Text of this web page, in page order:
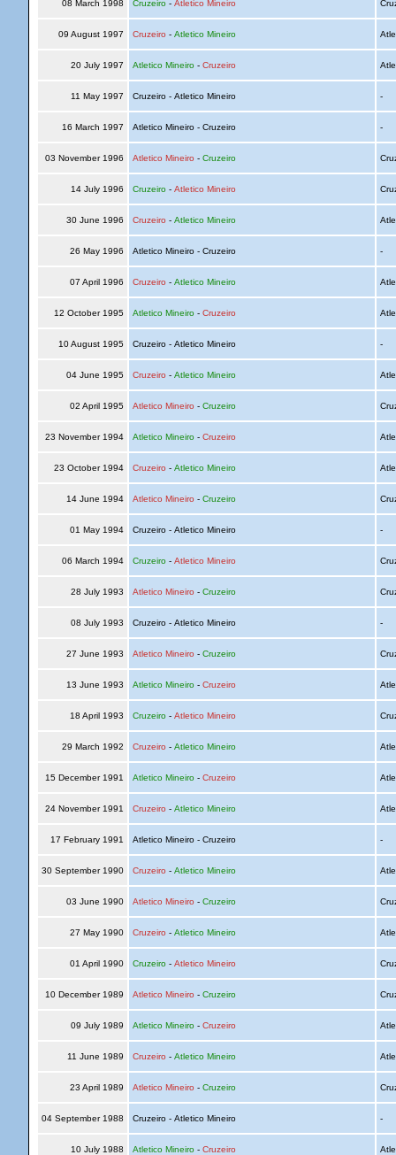
08 March 1998 Cruzeiro- Atletico Mineiro
09 August 1997 Cruzeiro - Atletico Mineiro
20 July 1997 Atletico Mineiro- Cruzeiro
11 May 1997 Cruzeiro - Atletico Mineiro -
16 March 1997 Atletico Mineiro - Cruzeiro -
03 November 1996 Atletico Mineiro - Cruzeiro
14 July 1996 Cruzeiro- Atletico Mineiro
30 June 1996 Cruzeiro - Atletico Mineiro
26 May 1996 Atletico Mineiro - Cruzeiro -
07 April 1996 Cruzeiro - Atletico Mineiro
12 October 1995 Atletico Mineiro- Cruzeiro
10 August 1995 Cruzeiro - Atletico Mineiro -
04 June 1995 Cruzeiro - Atletico Mineiro
02 April 1995 Atletico Mineiro - Cruzeiro
23 November 1994 Atletico Mineiro- Cruzeiro
23 October 1994 Cruzeiro - Atletico Mineiro
14 June 1994 Atletico Mineiro - Cruzeiro
01 May 1994 Cruzeiro - Atletico Mineiro -
06 March 1994 Cruzeiro- Atletico Mineiro
28 July 1993 Atletico Mineiro - Cruzeiro
08 July 1993 Cruzeiro - Atletico Mineiro -
27 June 1993 Atletico Mineiro - Cruzeiro
13 June 1993 Atletico Mineiro- Cruzeiro
18 April 1993 Cruzeiro- Atletico Mineiro
29 March 1992 Cruzeiro - Atletico Mineiro
15 December 1991 Atletico Mineiro- Cruzeiro
24 November 1991 Cruzeiro - Atletico Mineiro
17 February 1991 Atletico Mineiro - Cruzeiro -
30 September 1990 Cruzeiro - Atletico Mineiro
03 June 1990 Atletico Mineiro - Cruzeiro
27 May 1990 Cruzeiro - Atletico Mineiro
01 April 1990 Cruzeiro- Atletico Mineiro
10 December 1989 Atletico Mineiro - Cruzeiro
09 July 1989 Atletico Mineiro- Cruzeiro
11 June 1989 Cruzeiro - Atletico Mineiro
23 April 1989 Atletico Mineiro - Cruzeiro
04 September 1988 Cruzeiro - Atletico Mineiro -
10 July 1988 Atletico Mineiro- Cruzeiro